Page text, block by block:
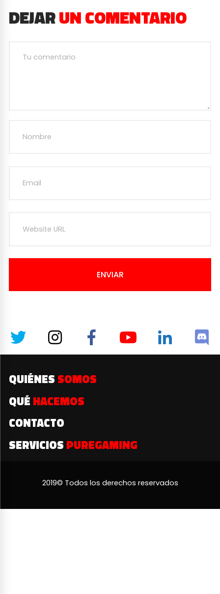
DEJARUN COMENTARIO
ENVIAR
QUIÉNES SOMOS
QUÉ HACEMOS
CONTACTO
SERVICIOS PUREGAMING
2019© Todos los derechos reservados